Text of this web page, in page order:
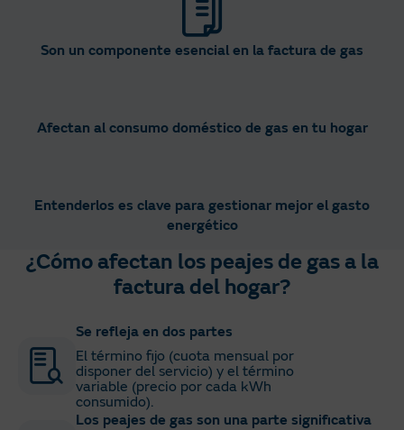
Son un componente esencial en la factura de gas​
Afectan al consumo doméstico de gas en tu hogar​
Entenderlos es clave para gestionar mejor el gasto
energético​
¿Cómo afectan los peajes de gas a la
factura del hogar?​
Se refleja en dos partes
El término fijo (cuota mensual por
disponer del servicio) y el término
variable (precio por cada kWh
consumido)​.
Los peajes de gas son una parte significativa